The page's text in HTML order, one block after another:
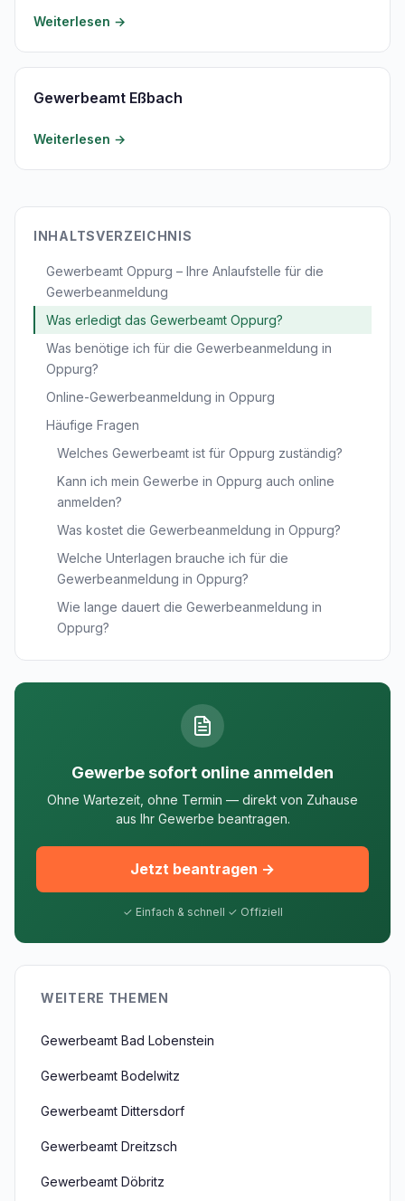
Weiterlesen →
Gewerbeamt Eßbach
Weiterlesen →
INHALTSVERZEICHNIS
Gewerbeamt Oppurg – Ihre Anlaufstelle für die
Gewerbeanmeldung
Was erledigt das Gewerbeamt Oppurg?
Was benötige ich für die Gewerbeanmeldung in
Oppurg?
Online-Gewerbeanmeldung in Oppurg
Häufige Fragen
Welches Gewerbeamt ist für Oppurg zuständig?
Kann ich mein Gewerbe in Oppurg auch online
anmelden?
Was kostet die Gewerbeanmeldung in Oppurg?
Welche Unterlagen brauche ich für die
Gewerbeanmeldung in Oppurg?
Wie lange dauert die Gewerbeanmeldung in
Oppurg?
Gewerbe sofort online anmelden
Ohne Wartezeit, ohne Termin — direkt von Zuhause
aus Ihr Gewerbe beantragen.
Jetzt beantragen →
✓ Einfach & schnell ✓ Offiziell
WEITERE THEMEN
Gewerbeamt Bad Lobenstein
Gewerbeamt Bodelwitz
Gewerbeamt Dittersdorf
Gewerbeamt Dreitzsch
Gewerbeamt Döbritz